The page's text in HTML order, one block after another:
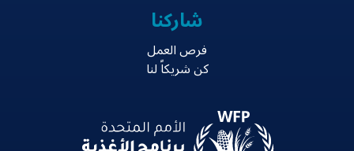
شاركنا
فرص العمل
كن شريكاً لنا